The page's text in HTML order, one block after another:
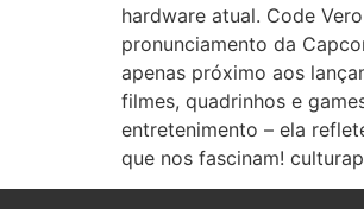
hardware atual. Code
pronunciamento da
apenas próximo aos
filmes, quadrinhos e
entretenimento – ela
que nos fascinam!